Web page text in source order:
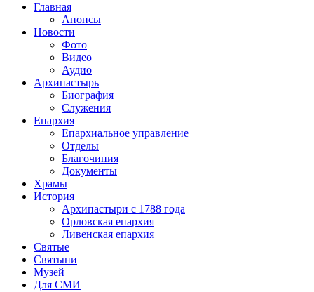
Главная
Анонсы
Новости
Фото
Видео
Аудио
Архипастырь
Биография
Служения
Епархия
Епархиальное управление
Отделы
Благочиния
Документы
Храмы
История
Архипастыри с 1788 года
Орловская епархия
Ливенская епархия
Святые
Святыни
Музей
Для СМИ